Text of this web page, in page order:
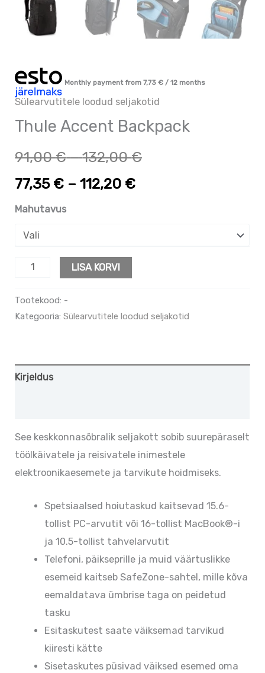
Monthly payment from7,73€ / 12 months
Sülearvutitele loodud seljakotid
Thule Accent Backpack
91,00€ – 132,00€
77,35 € – 112,20 €
Mahutavus
LISA KORVI
Tootekood: -
Kategooria:Sülearvutitele loodud seljakotid
Kirjeldus
See keskkonnasõbralik seljakott sobib suurepäraselt
töölkäivatele ja reisivatele inimestele
elektroonikaesemete ja tarvikute hoidmiseks.
Spetsiaalsed hoiutaskud kaitsevad 15.6-
tollist PC-arvutit või 16-tollist MacBook®-i
ja 10.5-tollist tahvelarvutit
Telefoni, päikseprille ja muid väärtuslikke
esemeid kaitseb SafeZone-sahtel, mille kõva
eemaldatava ümbrise taga on peidetud
tasku
Esitaskutest saate väiksemad tarvikud
kiiresti kätte
Sisetaskutes püsivad väiksed esemed oma